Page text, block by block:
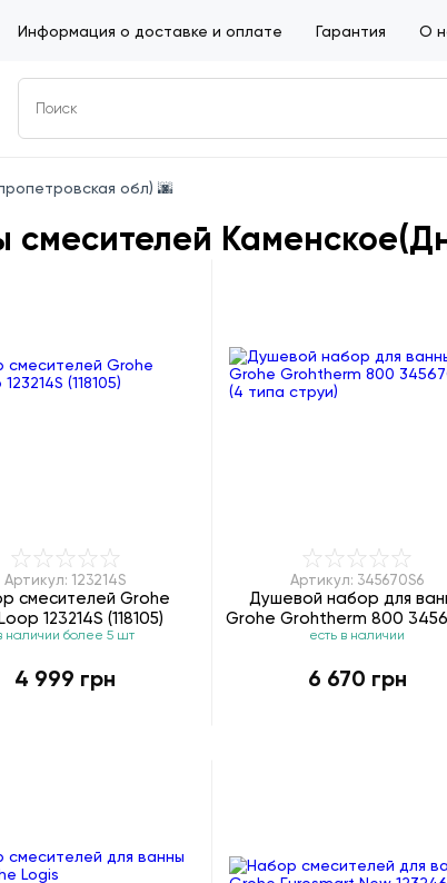
Информация о доставке и оплате Гарантия О
обл) 🌆
смесителей
Артикул: 123214S
смесителей Grohe
123214S (118105)
наличии более 5 шт
4 999 грн
Артикул: 345670S6
Душевой набор для
Grohe Grohtherm 800
(4 типа струи)
есть в наличии
6 670 грн